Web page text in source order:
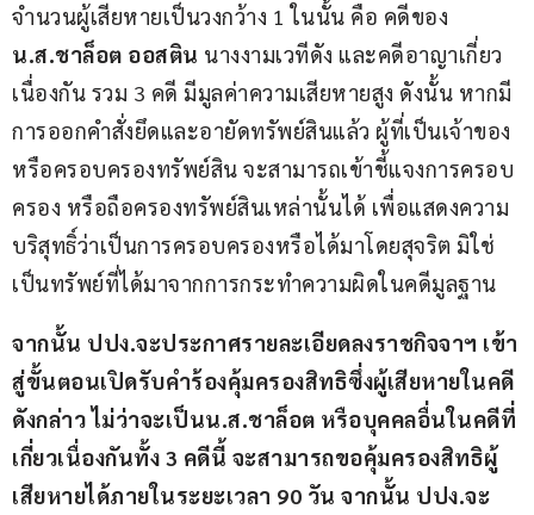
จำนวนผู้เสียหายเป็นวงกว้าง 1 ในนั้น คือ คดีของ
น.ส.ชาล็อต ออสติน นางงามเวทีดัง และคดีอาญาเกี่ยว
เนื่องกัน รวม 3 คดี มีมูลค่าความเสียหายสูง ดังนั้น หากมี
การออกคำสั่งยึดและอายัดทรัพย์สินแล้ว ผู้ที่เป็นเจ้าของ
หรือครอบครองทรัพย์สิน จะสามารถเข้าชี้แจงการครอบ
ครอง หรือถือครองทรัพย์สินเหล่านั้นได้ เพื่อแสดงความ
บริสุทธิ์ว่าเป็นการครอบครองหรือได้มาโดยสุจริต มิใช่
เป็นทรัพย์ที่ได้มาจากการกระทำความผิดในคดีมูลฐาน
จากนั้น ปปง.จะประกาศรายละเอียดลงราชกิจจาฯ เข้า
สู่ขั้นตอนเปิดรับคำร้องคุ้มครองสิทธิซึ่งผู้เสียหายในคดี
ดังกล่าว ไม่ว่าจะเป็นน.ส.ชาล็อต หรือบุคคลอื่นในคดีที่
เกี่ยวเนื่องกันทั้ง 3 คดีนี้ จะสามารถขอคุ้มครองสิทธิผู้
เสียหายได้ภายในระยะเวลา 90 วัน จากนั้น ปปง.จะ